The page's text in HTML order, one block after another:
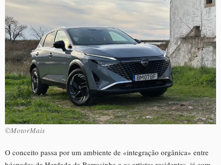
©MotorMais
O conceito passa por um ambiente de «integração orgânica» entre